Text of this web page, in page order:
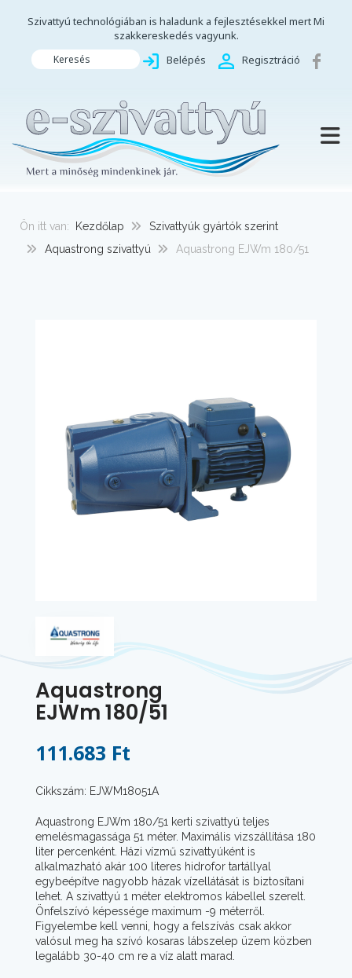
Szivattyú technológiában is haladunk a fejlesztésekkel mert Mi
szakkereskedés vagyunk.
Keresés Belépés Regisztráció
Ön itt van: Kezdőlap
Szivattyúk gyártók szerint
Aquastrong szivattyú
Aquastrong EJWm 180/51
Aquastrong
EJWm 180/51
111.683 Ft
Cikkszám: EJWM18051A
Aquastrong EJWm 180/51 kerti szivattyú teljes
emelésmagassága 51 méter. Maximális vizszállítása 180
liter percenként. Házi vízmű szivattyúként is
alkalmazható akár 100 literes hidrofor tartállyal
egybeépítve nagyobb házak vízellátását is biztosítani
lehet. A szivattyú 1 méter elektromos kábellel szerelt.
Önfelszívó képessége maximum -9 méterről.
Figyelembe kell venni, hogy a felszívás csak akkor
valósul meg ha szívó kosaras lábszelep üzem közben
legalább 30-40 cm re a víz alatt marad.